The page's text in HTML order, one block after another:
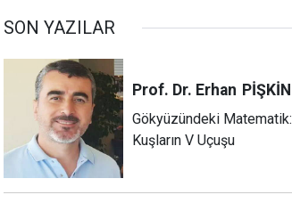
SON YAZILAR
Prof. Dr. Erhan PİŞKİN
Gökyüzündeki Matematik:
Kuşların V Uçuşu